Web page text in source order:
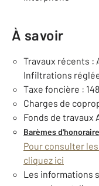
À savoir
Travaux récents :
Infiltrations
Taxe foncière :
Charges de
Fonds de travaux
Barèmes
Pour consulter
cliquez ici
Les informations